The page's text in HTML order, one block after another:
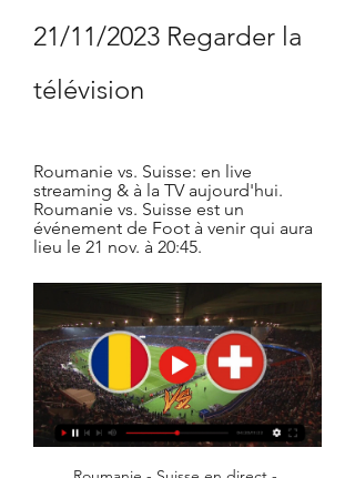
21/11/2023 Regarder la
télévision
Roumanie vs. Suisse: en live
streaming & à la TV aujourd'hui.
Roumanie vs. Suisse est un
événement de Foot à venir qui aura
lieu le 21 nov. à 20:45.